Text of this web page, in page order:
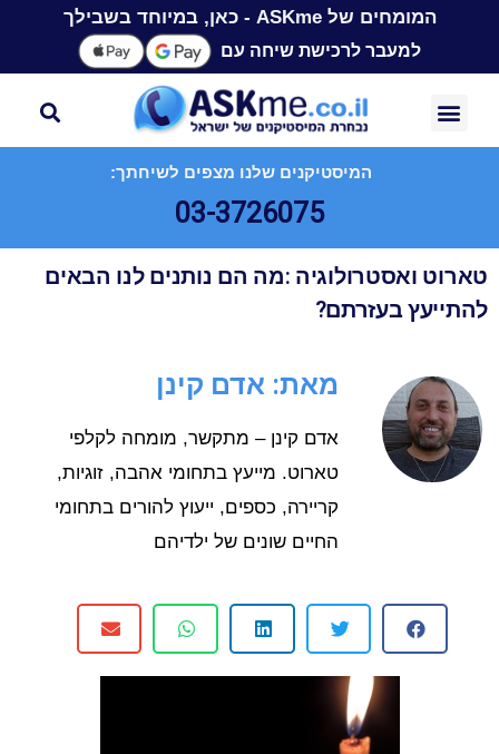
המומחים של ASKme - כאן, במיוחד בשבילך
למעבר לרכישת שיחה עם
המיסטיקנים שלנו מצפים לשיחתך:
03-3726075
טארוט ואסטרולוגיה :מה הם נותנים לנו הבאים
להתייעץ בעזרתם?
מאת: אדם קינן
אדם קינן – מתקשר, מומחה לקלפי
טארוט. מייעץ בתחומי אהבה, זוגיות,
קריירה, כספים, ייעוץ להורים בתחומי
החיים שונים של ילדיהם